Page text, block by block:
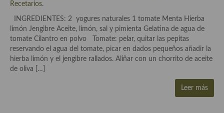
Bebidas
Bocadillos, hamburguesas, sándwich, emparedados, tostas y
Entrantes y primeros platos
Recetarios.
INGREDIENTES: 2 yogures naturales 1 tomate Menta Hierba
limón Jengibre Aceite, limón, sal y pimienta Gelatina de agua de
tomate Cilantro en polvo Tomate: pelar, quitar las pepitas
reservando el agua del tomate, picar en dados pequeños añadir la
hierba limón y el jengibre rallados. Aliñar con un chorrito de aceite
de oliva […]
Leer más